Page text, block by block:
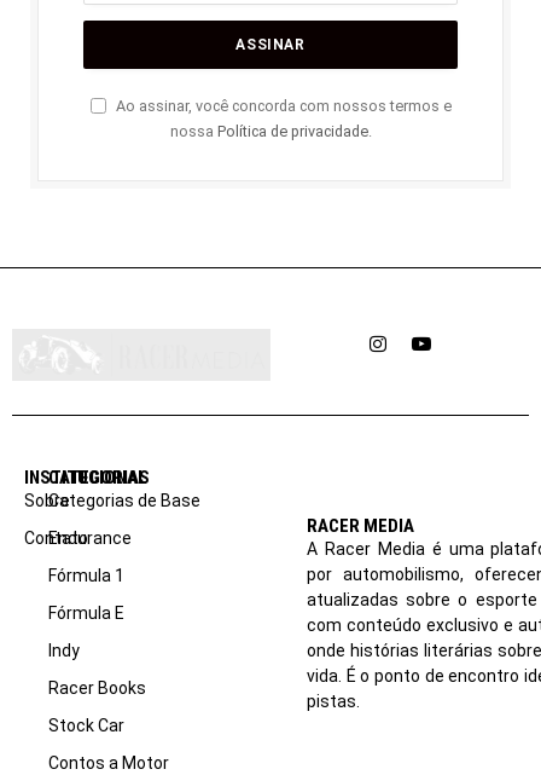
Ao assinar, você concorda com nossos termos e
nossa Política de privacidade.
InstagramYouTube
INSTITUCIONAL
Sobre
Contato
CATEGORIAS
Categorias de Base
Endurance
Fórmula 1
Fórmula E
Indy
Racer Books
Stock Car
Contos a Motor
RACER MEDIA
A Racer Media é uma
por automobilismo,
atualizadas sobre o
com conteúdo exclusivo e
onde histórias literárias
vida. É o ponto de encontro
pistas.